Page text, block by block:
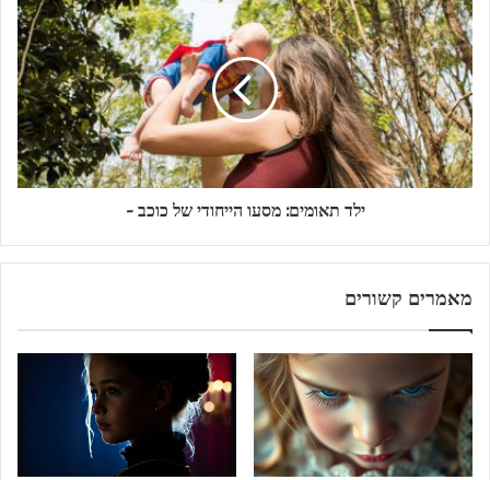
ילד תאומים: מסעו הייחודי של כוכב -
מאמרים קשורים